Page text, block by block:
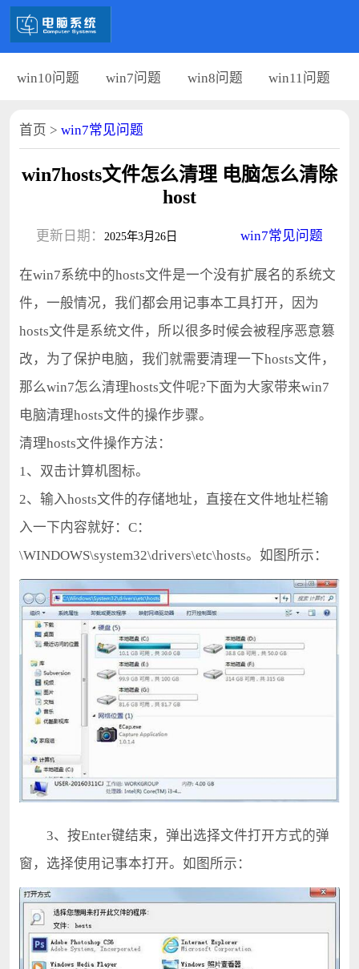
win10问题 win7问题 win8问题 win11问题
首页 > win7常见问题
win7hosts文件怎么清理 电脑怎么清除
host
更新日期： 2025年3月26日 win7常见问题
在win7系统中的hosts文件是一个没有扩展名的系统文
件，一般情况，我们都会用记事本工具打开，因为
hosts文件是系统文件，所以很多时候会被程序恶意篡
改，为了保护电脑，我们就需要清理一下hosts文件，
那么win7怎么清理hosts文件呢?下面为大家带来win7
电脑清理hosts文件的操作步骤。
清理hosts文件操作方法：
1、双击计算机图标。
2、输入hosts文件的存储地址，直接在文件地址栏输
入一下内容就好：C：
\WINDOWS\system32\drivers\etc\hosts。如图所示：
3、按Enter键结束，弹出选择文件打开方式的弹
窗，选择使用记事本打开。如图所示：